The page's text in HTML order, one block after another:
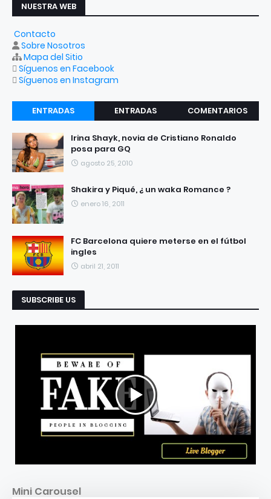
NUESTRA WEB
Contacto
Sobre Nosotros
Mapa del Sitio
Síguenos en Facebook
Síguenos en Instagram
ENTRADAS
RECIENTES
ENTRADAS
COMENTARIOS
Irina Shayk, novia de Cristiano Ronaldo
posa para GQ
agosto 25, 2010
Shakira y Piqué, ¿ un waka Romance ?
enero 16, 2011
FC Barcelona quiere meterse en el fútbol
ingles
abril 21, 2011
SUBSCRIBE US
Mini Carousel